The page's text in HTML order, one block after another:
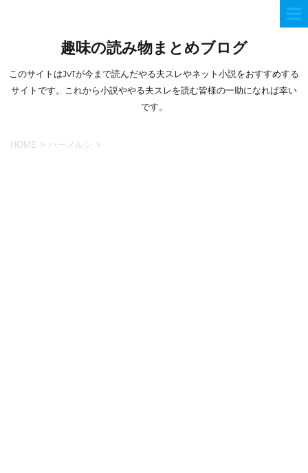
趣味の読み物まとめブログ
このサイトはJvTが今まで読んだやる夫スレやネット小説をおすすめする
サイトです。これから小説ややる夫スレを読む皆様の一助になれば幸い
です。
HOME > ハーメルン >